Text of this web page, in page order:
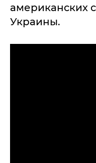
американских
Украины.